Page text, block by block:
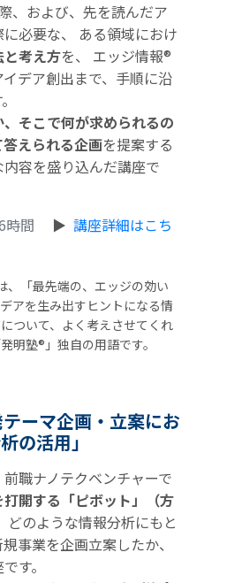
、および、先を読んだア
必要な、 ある領域におけ
と考え方を、 エッジ情報®
デア創出まで、手順に沿
そこで何が求められるの
えられる企画を提案する
容を盛り込んだ講座で
時間 ▶ 講座詳細はこち
「最先端の、エッジの効い
アを生み出すヒントになる情
ついて、よく考えさせてくれ
明塾®」独自の用語です。
ーマ企画・立案にお
の活用」
職ナノテクベンチャーで
開する「ピボット」（方
どのような情報分析にもと
事業を企画立案したか、
す。